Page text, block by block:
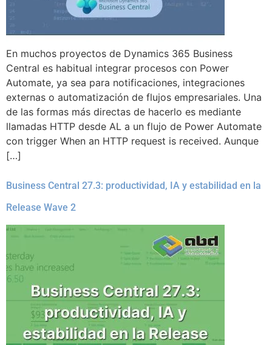
En muchos proyectos de Dynamics 365 Business
Central es habitual integrar procesos con Power
Automate, ya sea para notificaciones, integraciones
externas o automatización de flujos empresariales. Una
de las formas más directas de hacerlo es mediante
llamadas HTTP desde AL a un flujo de Power Automate
con trigger When an HTTP request is received. Aunque
[…]
Business Central 27.3: productividad, IA y estabilidad en la
Release Wave 2